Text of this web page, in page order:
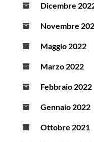
Dicembre
Novembre
Maggio 2022
Marzo 2022
Febbraio 2022
Gennaio 2022
Ottobre 2021